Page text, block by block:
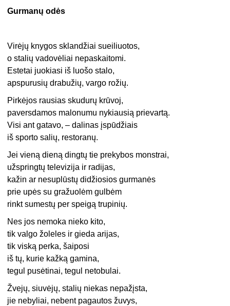
Gurmanų odės
Virėjų knygos sklandžiai sueiliuotos,
o stalių vadovėliai nepaskaitomi.
Estetai juokiasi iš luošo stalo,
apspurusių drabužių, vargo rožių.
Pirkėjos rausias skudurų krūvoj,
paversdamos malonumu nykiausią prievartą.
Visi ant gatavo, – dalinas įspūdžiais
iš sporto salių, restoranų.
Jei vieną dieną dingtų tie prekybos monstrai,
užspringtų televizija ir radijas,
kažin ar nesuplūstų didžiosios gurmanės
prie upės su gražuolėm gulbėm
rinkt sumestų per speigą trupinių.
Nes jos nemoka nieko kito,
tik valgo žoleles ir gieda arijas,
tik viską perka, šaiposi
iš tų, kurie kažką gamina,
tegul pusėtinai, tegul netobulai.
Žvejų, siuvėjų, stalių niekas nepažįsta,
jie nebyliai, nebent pagautos žuvys,